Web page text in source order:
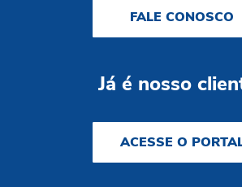
FALE CONOSCO
Já é nosso
ACESSE O